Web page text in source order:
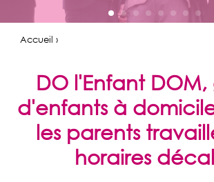
Accueil ›
DO l'Enfant
d'enfants à
les parents
horaires